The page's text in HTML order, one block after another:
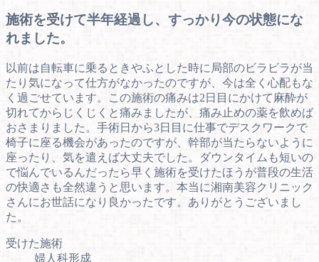
施術を受けて半年経過し、すっかり今の状態にな
れました。
以前は自転車に乗るときやふとした時に局部のビラビラが当
たり気になって仕方がなかったのですが、今は全く心配もな
く過ごせています。この施術の痛みは2日目にかけて麻酔が
切れてからじくじくと痛みましたが、痛み止めの薬を飲めば
おさまりました。手術日から3日目に仕事でデスクワークで
椅子に座る機会があったのですが、幹部が当たらないように
座ったり、気を遣えば大丈夫でした。ダウンタイムも短いの
で悩んでいるんだったら早く施術を受けたほうが普段の生活
の快適さも全然違うと思います。本当に湘南美容クリニック
さんにお世話になり良かったです。ありがとうございまし
た。
受けた施術
婦人科形成